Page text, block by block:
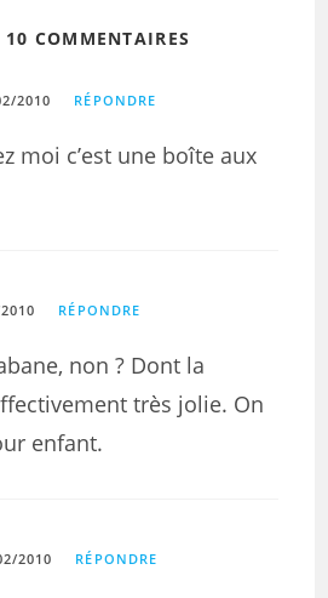
COMMENTAIRES
2010 RÉPONDRE
moi c’est une boîte aux
RÉPONDRE
non ? Dont la
très jolie. On
enfant.
2010 RÉPONDRE